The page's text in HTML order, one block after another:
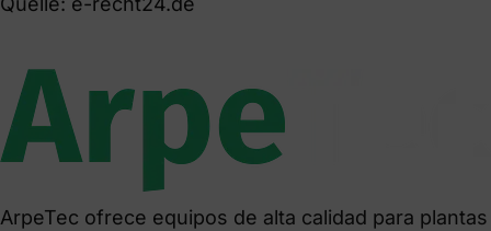
ArpeTec ofrece equipos de alta calidad para plantas